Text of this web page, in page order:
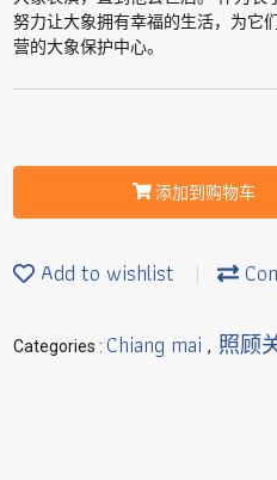
努力让大象拥有幸福的生活，为它
营的大象保护中心。
添加到购物车
Add to wishlist
Categories : Chiang mai , 照顾